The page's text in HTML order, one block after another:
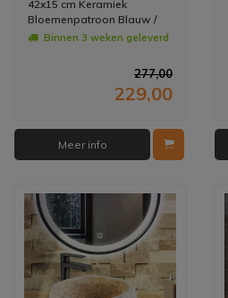
42x15 cm Keramiek
Bloemenpatroon Blauw /
WitBinnen 3 weken geleverd
277,00
229,00
Meer info